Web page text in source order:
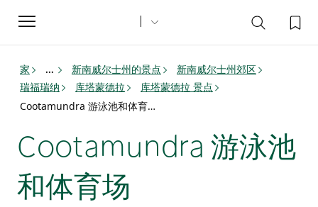
Toggle
navigation
家 ... 新南威尔士州的景点
新南威尔士州郊区
瑞福瑞纳
库塔蒙德拉
库塔蒙德拉 景点
Cootamundra 游泳池和体育场
Cootamundra 游泳池
和体育场